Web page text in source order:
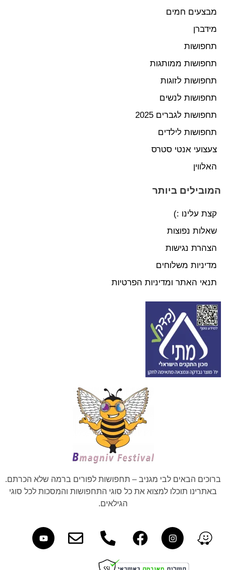
מבצעים חמים
מידברן
תחפושות
תחפושות ממותגות
תחפושות לזוגות
תחפושות לנשים
תחפושות לגברים 2025
תחפושות לילדים
צעצועי אנטי סטרס
האלווין
המובילים ביותר
קצת עלינו :)
שאלות נפוצות
הצהרת נגישות
מדיניות משלוחים
תנאי האתר ומדיניות הפרטיות
ברוכים הבאים לבי מגניב – תחפושות לפורים ברמה שלא הכרתם.
באתרינו תוכלו למצוא את כל סוגי התחפושות והמסכות לכל סוגי
הגילאים.